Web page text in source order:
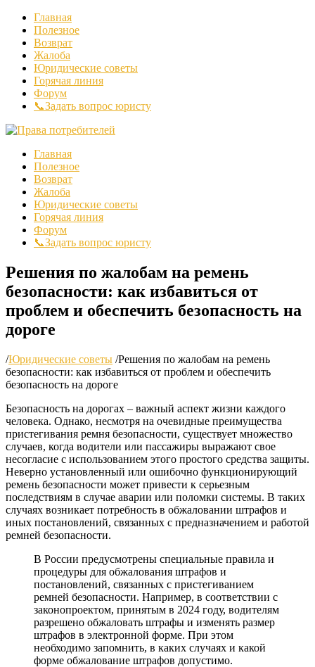
Главная
Полезное
Возврат
Жалоба
Юридические советы
Горячая линия
Форум
📞Задать вопрос юристу
Главная
Полезное
Возврат
Жалоба
Юридические советы
Горячая линия
Форум
📞Задать вопрос юристу
Решения по жалобам на ремень
безопасности: как избавиться от
проблем и обеспечить безопасность на
дороге
/Юридические советы /Решения по жалобам на ремень
безопасности: как избавиться от проблем и обеспечить
безопасность на дороге
Безопасность на дорогах – важный аспект жизни каждого
человека. Однако, несмотря на очевидные преимущества
пристегивания ремня безопасности, существует множество
случаев, когда водители или пассажиры выражают свое
несогласие с использованием этого простого средства защиты.
Неверно установленный или ошибочно функционирующий
ремень безопасности может привести к серьезным
последствиям в случае аварии или поломки системы. В таких
случаях возникает потребность в обжаловании штрафов и
иных постановлений, связанных с предназначением и работой
ремней безопасности.
В России предусмотрены специальные правила и
процедуры для обжалования штрафов и
постановлений, связанных с пристегиванием
ремней безопасности. Например, в соответствии с
законопроектом, принятым в 2024 году, водителям
разрешено обжаловать штрафы и изменять размер
штрафов в электронной форме. При этом
необходимо запомнить, в каких случаях и какой
форме обжалование штрафов допустимо.